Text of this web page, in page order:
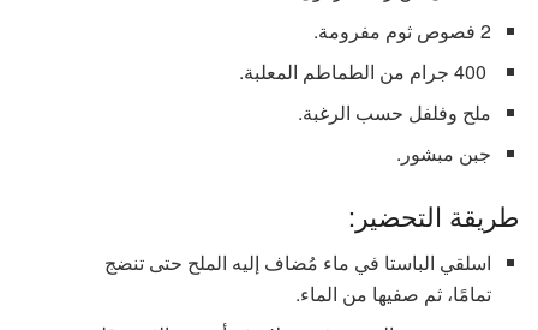
2 فصوص ثوم مفرومة.
ملح وفلفل حسب الرغبة.
جبن مبشور.
طريقة التحضير:
اسلقي الباستا في ماء مُضاف إليه الملح حتى تنضج
تمامًا، ثم صفيها من الماء.